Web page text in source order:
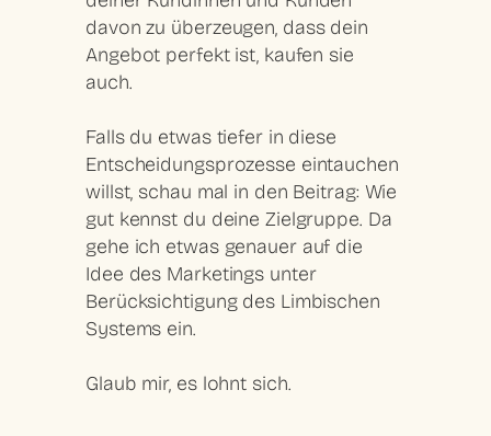
davon zu überzeugen, dass dein
Angebot perfekt ist, kaufen sie
auch.
Falls du etwas tiefer in diese
Entscheidungsprozesse eintauchen
willst, schau mal in den Beitrag: Wie
gut kennst du deine Zielgruppe. Da
gehe ich etwas genauer auf die
Idee des Marketings unter
Berücksichtigung des Limbischen
Systems ein.
Glaub mir, es lohnt sich.